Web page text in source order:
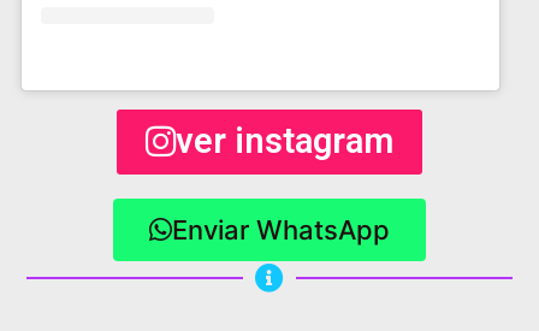
ver instagram
Enviar WhatsApp